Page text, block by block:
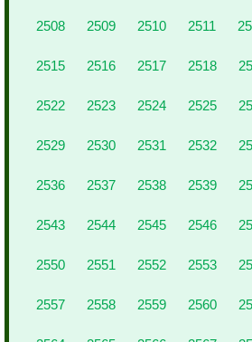
2508 2509 2510 2511
2515 2516 2517 2518
2522 2523 2524 2525
2529 2530 2531 2532
2536 2537 2538 2539
2543 2544 2545 2546
2550 2551 2552 2553
2557 2558 2559 2560